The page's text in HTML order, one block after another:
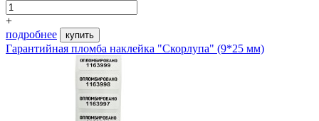
+
подробнее
купить
Гарантийная пломба наклейка "Скорлупа" (9*25 мм)